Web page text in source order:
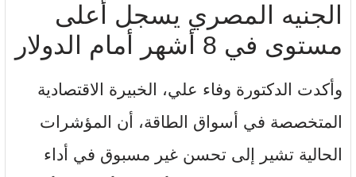
الجنيه المصري يسجل أعلى
مستوى في 8 أشهر أمام الدولار
وأكدت الدكتورة وفاء علي، الخبيرة الاقتصادية
المتخصصة في أسواق الطاقة، أن المؤشرات
الحالية تشير إلى تحسن غير مسبوق في أداء